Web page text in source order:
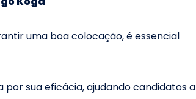
uma boa colocação, é essencial
sua eficácia, ajudando candidatos a